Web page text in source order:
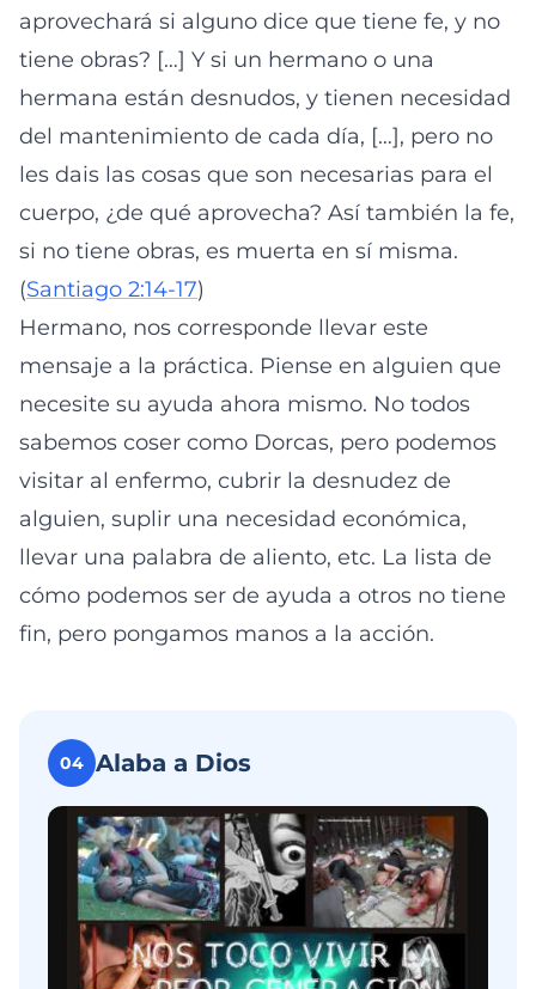
aprovechará si alguno dice que tiene fe, y no
tiene obras? […] Y si un hermano o una
hermana están desnudos, y tienen necesidad
del mantenimiento de cada día, […], pero no
les dais las cosas que son necesarias para el
cuerpo, ¿de qué aprovecha? Así también la fe,
si no tiene obras, es muerta en sí misma.
(Santiago 2:14-17)
Hermano, nos corresponde llevar este
mensaje a la práctica. Piense en alguien que
necesite su ayuda ahora mismo. No todos
sabemos coser como Dorcas, pero podemos
visitar al enfermo, cubrir la desnudez de
alguien, suplir una necesidad económica,
llevar una palabra de aliento, etc. La lista de
cómo podemos ser de ayuda a otros no tiene
fin, pero pongamos manos a la acción.
04 Alaba a Dios